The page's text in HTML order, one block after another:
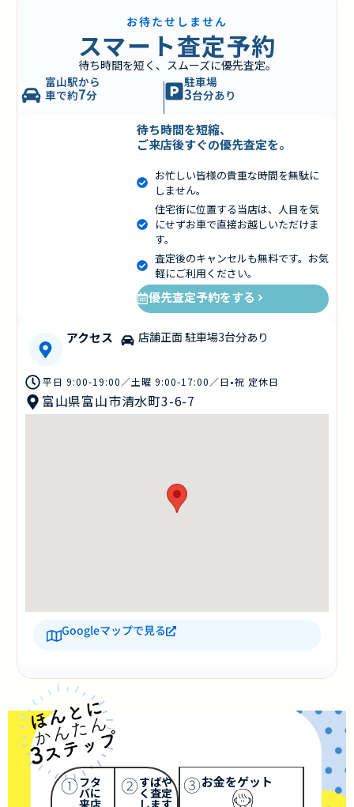
お待たせしません
スマート査定予約
待ち時間を短く、スムーズに優先査定。
富山駅から
車で約7分
駐車場
3台分あり
待ち時間を短縮、
ご来店後すぐの優先査定を。
お忙しい皆様の貴重な時間を無駄に
しません。
住宅街に位置する当店は、人目を気
にせずお車で直接お越しいただけま
す。
査定後のキャンセルも無料です。お気
軽にご利用ください。
優先査定予約をする
アクセス 店舗正面 駐車場3台分あり
平日 9:00-19:00／土曜 9:00-17:00／日•祝 定休日
富山県富山市清水町3-6-7
Googleマップで見る
①フタ
バに ②すばや
く査定 ③お金をゲット